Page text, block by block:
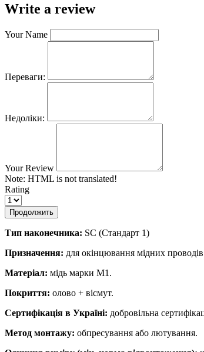
Write a review
Your Name
Переваги:
Недоліки:
Your Review
Note: HTML is not translated!
Rating
Продолжить
Тип наконечника: SC (Стандарт 1)
Призначення: для окінцювання мідних
Матеріал: мідь марки М1.
Покриття: олово + вісмут.
Сертифікація в Україні: добровільна
Метод монтажу: обпресування або лютування.